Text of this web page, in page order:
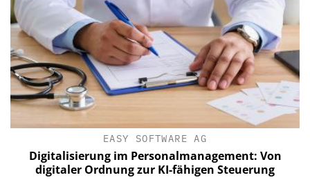
EASY SOFTWARE AG
Digitalisierung im Personalmanagement: Von
digitaler Ordnung zur KI-fähigen Steuerung